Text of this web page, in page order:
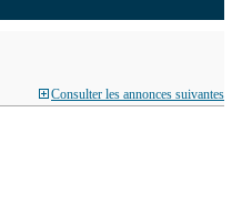
Consulter les annonces suivantes